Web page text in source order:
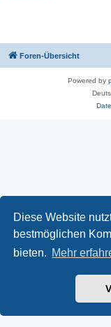
Diese Website
bestmöglichen
bieten. Mehr
Foren-Übersicht
Powered by